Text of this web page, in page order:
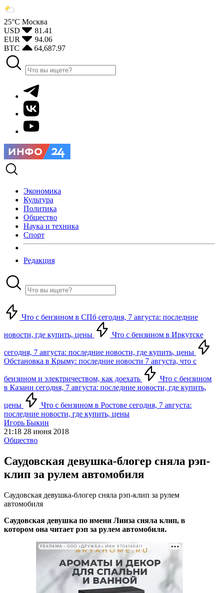
25°С Москва
USD
81.41
EUR
94.06
BTC
64,687.97
Экономика
Культура
Политика
Общество
Наука и техника
Спорт
Редакция
Что с бензином в СПб сегодня, 7 августа: последние
новости, где купить, цены Что с бензином в Иркутске
сегодня, 7 августа: последние новости, где купить, цены
Обстановка в Крыму: последние новости 7 августа, что с
бензином и электричеством, как доехать
Что с бензином
в Казани сегодня, 7 августа: последние новости, где купить,
цены
Что с бензином в Ростове сегодня, 7 августа:
последние новости, где купить, цены
Игорь Быкин
21:18 28 июня 2018
Общество
Саудовская девушка-блогер сняла рэп-
клип за рулем автомобиля
Саудовская девушка-блогер сняла рэп-клип за рулем
автомобиля
Саудовская девушка по имени Лииза сняла клип, в
котором она читает рэп за рулем автомобиля.
РЕКЛАМА • ООО «ДРУЖБА» ИНН 9704146411